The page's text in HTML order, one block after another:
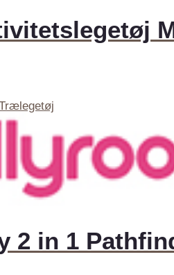
2 in 1